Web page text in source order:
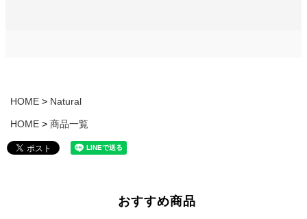
HOME Natural
HOME 商品一覧
おすすめ商品